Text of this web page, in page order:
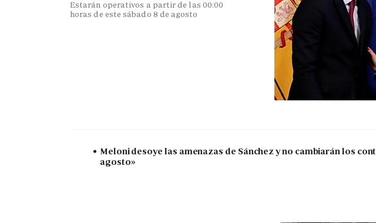
Estarán operativos a partir de las 00:00
horas de este sábado 8 de agosto
Meloni desoye las amenazas de Sánchez y no cambiarán los
agosto»